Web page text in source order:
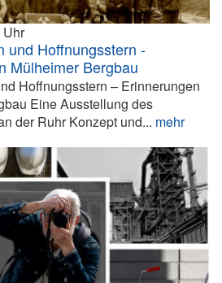
und Hoffnungsstern -
Mülheimer Bergbau
Hoffnungsstern – Erinnerungen
Eine Ausstellung des
der Ruhr Konzept und... mehr